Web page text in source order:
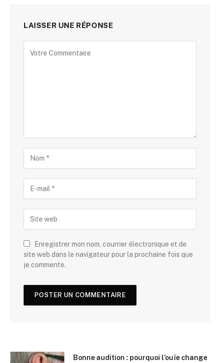
LAISSER UNE RÉPONSE
Enregistrer mon nom, courrier électronique et de
site web dans le navigateur pour la prochaine fois que
je commente.
Bonne audition : pourquoi l’ouïe change